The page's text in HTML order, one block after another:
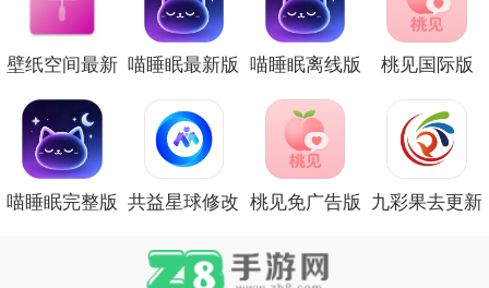
壁纸空间最新 喵睡眠最新版 喵睡眠离线版 桃见国际版
喵睡眠完整版 共益星球修改 桃见免广告版 九彩果去更新